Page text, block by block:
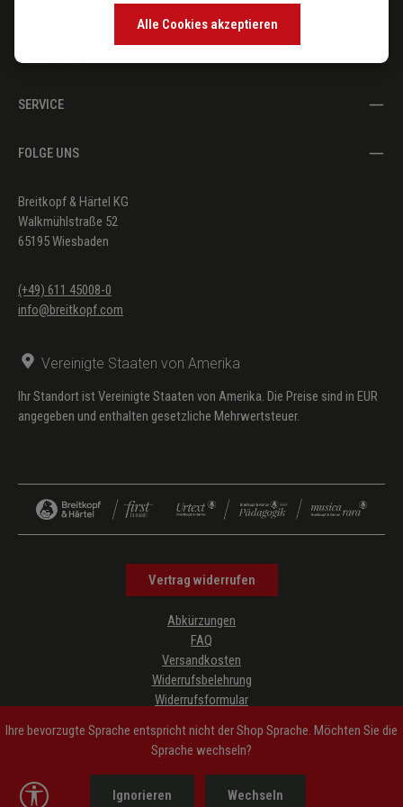
SERVICE
FOLGE UNS
Breitkopf & Härtel KG
Walkmühlstraße 52
65195 Wiesbaden
(+49) 611 45008-0
info@breitkopf.com
Vereinigte Staaten von Amerika
Ihr Standort ist Vereinigte Staaten von Amerika. Die Preise sind in EUR
angegeben und enthalten gesetzliche Mehrwertsteuer.
Vertrag widerrufen
Abkürzungen
FAQ
Versandkosten
Widerrufsbelehrung
Widerrufsformular
AGB
Impressum
Hinweise zur Barrierefreiheit
Cookie-Einstellungen
Ihre bevorzugte Sprache entspricht nicht der Shop Sprache. Möchten Sie die
Sprache wechseln?
Ignorieren Wechseln
Werkzeugleiste anzeigen
Alle Cookies akzeptieren